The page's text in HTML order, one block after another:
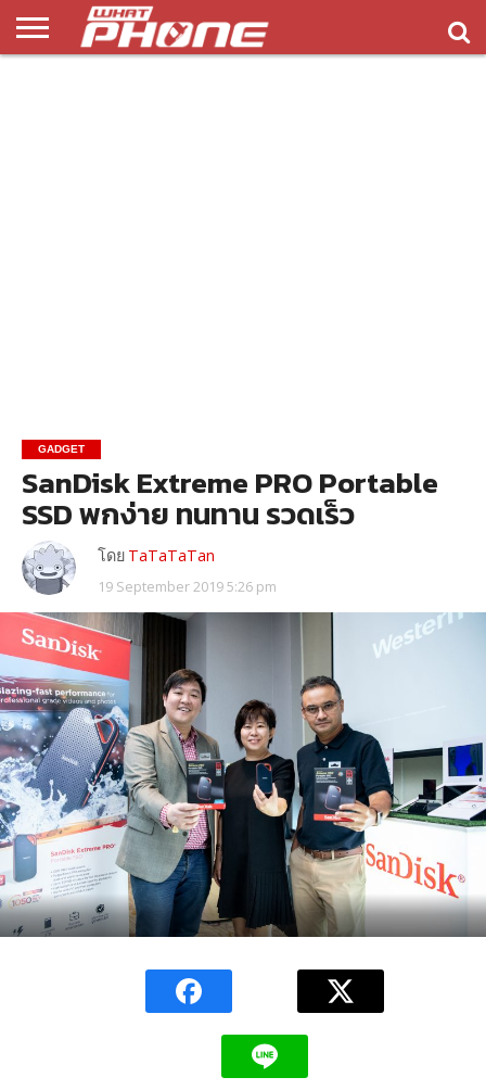
GADGET
SanDisk Extreme PRO Portable
SSD พกง่าย ทนทาน รวดเร็ว
โดย TaTaTaTan
19 September 2019 5:26 pm